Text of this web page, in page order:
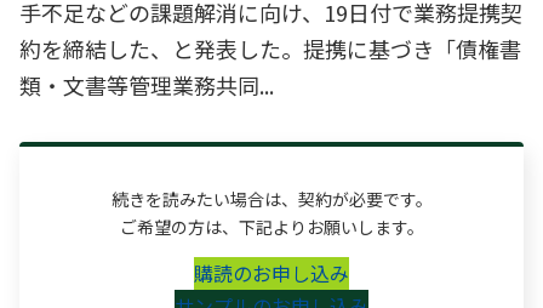
手不足などの課題解消に向け、19日付で業務提携契
約を締結した、と発表した。提携に基づき「債権書
類・文書等管理業務共同...
続きを読みたい場合は、契約が必要です。
ご希望の方は、下記よりお願いします。
購読のお申し込み